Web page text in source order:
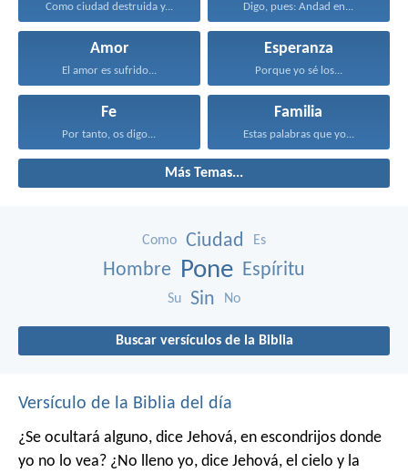
Como ciudad destruida y... Digo, pues: Andad en...
Amor
El amor es sufrido...
Esperanza
Porque yo sé los...
Fe
Por tanto, os digo...
Familia
Estas palabras que yo...
Más Temas...
Como Ciudad Es
Hombre Pone Espíritu
Su Sin No
Buscar versículos de la Biblia
Versículo de la Biblia del día
¿Se ocultará alguno, dice Jehová, en escondrijos donde
yo no lo vea? ¿No lleno yo, dice Jehová, el cielo y la